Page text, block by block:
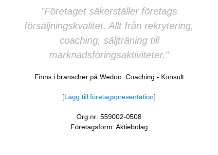
"Företaget säkerställer företags
försäljningskvalitet. Allt från rekrytering,
coaching, säljträning till
marknadsföringsaktiviteter."
Finns i branscher på Wedoo: Coaching - Konsult
[Lägg till företagspresentation]
Org.nr: 559002-0508
Företagsform: Aktiebolag